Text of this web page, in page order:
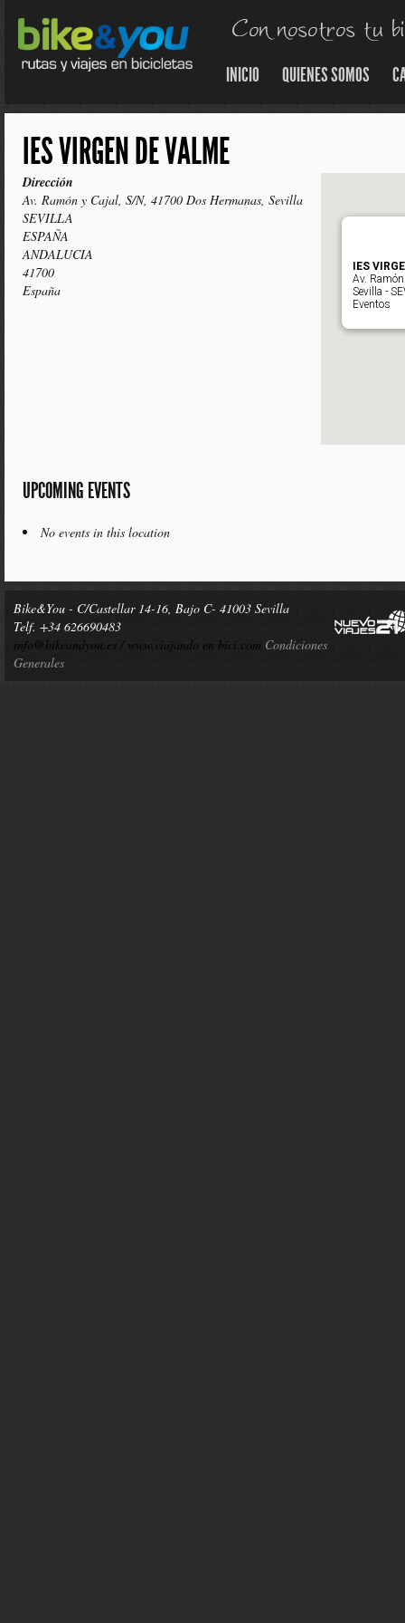
INICIO QUIENES SOMOS
IES VIRGEN DE VALME
IES
Av.
Sevilla -
Eventos
Dirección
Av. Ramón y Cajal, S/N, 41700 Dos Hermanas, Sevilla
SEVILLA
ESPAÑA
ANDALUCIA
41700
España
UPCOMING EVENTS
No events in this location
Bike&You - C/Castellar 14-16, Bajo C- 41003 Sevilla
Telf. +34 626690483
info@bikeandyou.es / www.viajando en bici.com Condiciones
Generales